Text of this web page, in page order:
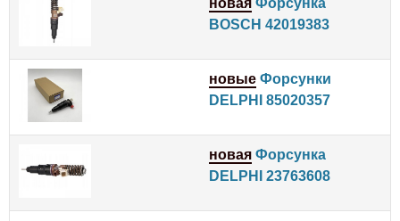
BOSCH 42019383
новые Форсунки
DELPHI 85020357
новая Форсунка
DELPHI 23763608